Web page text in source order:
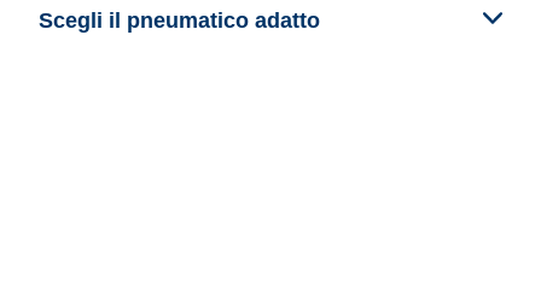
Scegli il pneumatico adatto